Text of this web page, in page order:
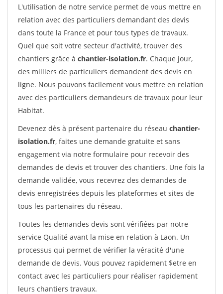
L'utilisation de notre service permet de vous mettre en
relation avec des particuliers demandant des devis
dans toute la France et pour tous types de travaux.
Quel que soit votre secteur d'activité, trouver des
chantiers grâce à chantier-isolation.fr. Chaque jour,
des milliers de particuliers demandent des devis en
ligne. Nous pouvons facilement vous mettre en relation
avec des particuliers demandeurs de travaux pour leur
Habitat.
Devenez dès à présent partenaire du réseau chantier-
isolation.fr, faites une demande gratuite et sans
engagement via notre formulaire pour recevoir des
demandes de devis et trouver des chantiers. Une fois la
demande validée, vous recevrez des demandes de
devis enregistrées depuis les plateformes et sites de
tous les partenaires du réseau.
Toutes les demandes devis sont vérifiées par notre
service Qualité avant la mise en relation à Laon. Un
processus qui permet de vérifier la véracité d'une
demande de devis. Vous pouvez rapidement $etre en
contact avec les particuliers pour réaliser rapidement
leurs chantiers travaux.